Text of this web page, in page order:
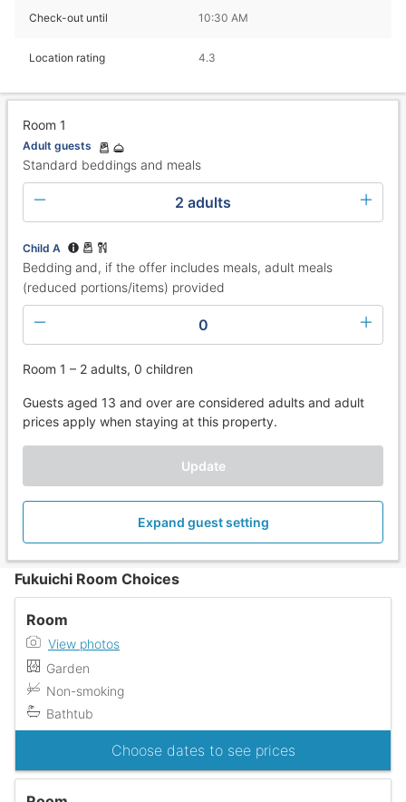
Check-out until 10:30 AM
Location rating 4.3
Room 1
Adult guests
Standard beddings and meals
2 adults
Child A
Bedding and, if the offer includes meals, adult meals
(reduced portions/items) provided
0
Room 1 – 2 adults, 0 children
Guests aged 13 and over are considered adults and adult
prices apply when staying at this property.
Update
Expand guest setting
Fukuichi Room Choices
Room
View photos
Garden
Non-smoking
Bathtub
Choose dates to see prices